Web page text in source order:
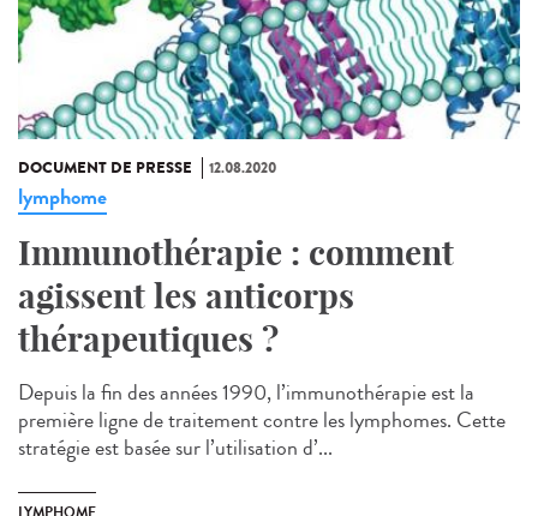
DOCUMENT DE PRESSE 12.08.2020
lymphome
Immunothérapie : comment
agissent les anticorps
thérapeutiques ?
Depuis la fin des années 1990, l’immunothérapie est la
première ligne de traitement contre les lymphomes. Cette
stratégie est basée sur l’utilisation d’...